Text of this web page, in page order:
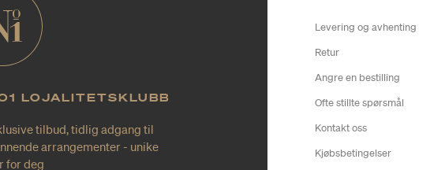
LOJALITETSKLUBB
tilbud, tidlig adgang til
arrangementer - unike
for deg
Levering og avhenting
Retur
Angre en bestilling
Ofte stillte spørsmål
Kontakt oss
Kjøbsbetingelser